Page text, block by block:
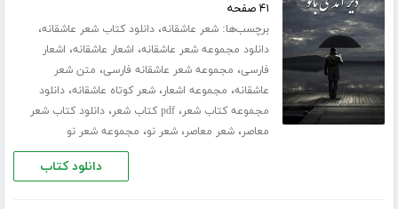
۴۱ صفحه
برچسب‌ها:شعر عاشقانه،دانلود کتاب شعر عاشقانه،
دانلود مجموعه شعر عاشقانه، اشعار عاشقانه، اشعار
فارسی، مجموعه شعر عاشقانه فارسی، متن شعر
عاشقانه، مجموعه اشعار،شعر کوتاه عاشقانه،دانلود
مجموعه کتاب شعر،pdf کتاب شعر ،دانلود کتاب شعر
معاصر،شعر معاصر،شعر نو، مجموعه شعر نو
دانلود کتاب